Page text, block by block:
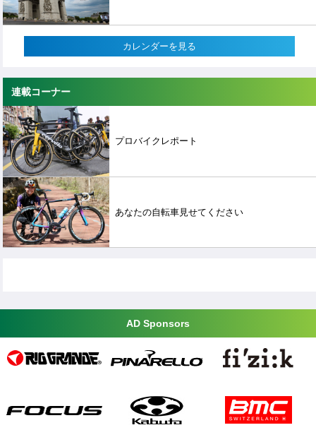
カレンダーを見る
連載コーナー
プロバイクレポート
あなたの自転車見せてください
AD Sponsors